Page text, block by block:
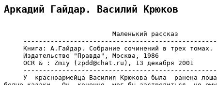
Аркадий Гайдар. Василий Крюков
                            Маленький рассказ
Книга: А.Гайдар. Собрание сочинений в трех томах.
     Издательство "Правда", Москва, 1986
     OCR & : Zmiy (zpdd@chat.ru), 13 декабря 2001
У  красноармейца Василия Крюкова была  ранена